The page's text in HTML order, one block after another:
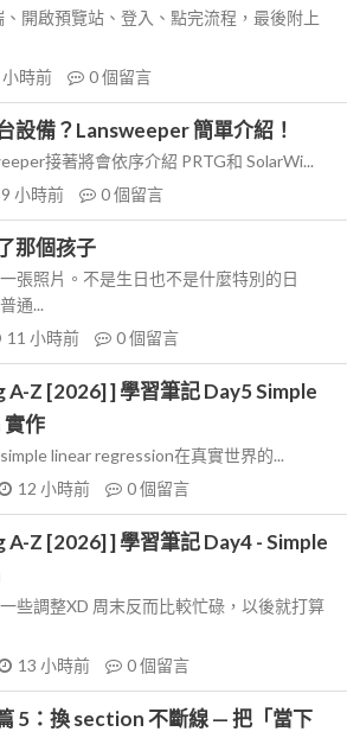
開啟預覽站、登入、點完流程，最後附上
小時前 0個留言
設備？Lansweeper 簡單介紹！
接著將會依序介紹 PRTG和 SolarWi...
9 小時前 0個留言
那個孩子
張照片。不是生日也不是什麼特別的日
通...
11 小時前 0個留言
Z [2026] ] 學習筆記 Day5 Simple
作
linear regression在真實世界的...
12 小時前 0個留言
Z [2026] ] 學習筆記 Day4 - Simple
些調整XD 周末反而比較忙碌，以後就打算
13 小時前 0個留言
5：換 section 不斷線 — 把「當下